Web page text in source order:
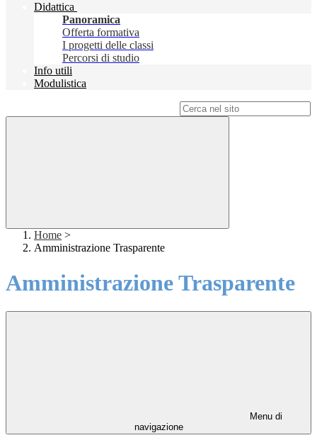
Didattica
Panoramica
Offerta formativa
I progetti delle classi
Percorsi di studio
Info utili
Modulistica
Home >
Amministrazione Trasparente
Amministrazione Trasparente
Menu di
navigazione